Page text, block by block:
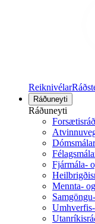
Reiknivélar
Ráðuneyti
Ráðuneyti
Fjármála-
Mennta-